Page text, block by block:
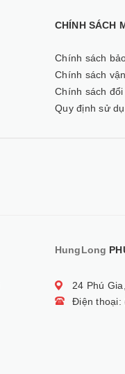
CHÍNH SÁCH
Chính sách
Chính sách
Chính sách đổi
Quy định sử
HungLong
24 Phú
Điện thoại: